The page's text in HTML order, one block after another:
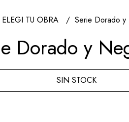
ELEGI TU OBRA Serie Dorado
Dorado y
SIN STOCK